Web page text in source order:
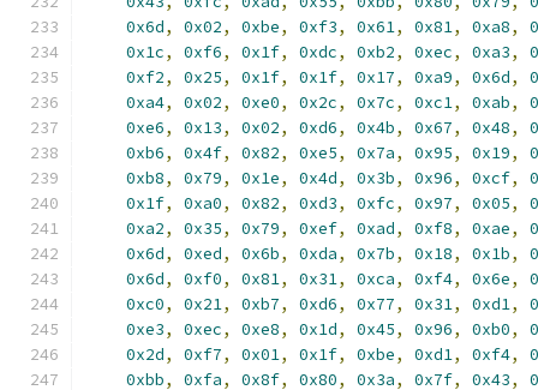
0x6d, 0x02, 0xbe, 0xf3, 0x61, 0x81, 0xa8,
0x1c, 0xf6, 0x1f, 0xdc, 0xb2, 0xec, 0xa3,
0xf2, 0x25, 0x1f, 0x1f, 0x17, 0xa9, 0x6d,
0xa4, 0x02, 0xe0, 0x2c, 0x7c, 0xc1, 0xab,
0xe6, 0x13, 0x02, 0xd6, 0x4b, 0x67, 0x48,
0xb6, 0x4f, 0x82, 0xe5, 0x7a, 0x95, 0x19,
0xb8, 0x79, 0x1e, 0x4d, 0x3b, 0x96, 0xcf,
0x1f, 0xa0, 0x82, 0xd3, 0xfc, 0x97, 0x05,
0xa2, 0x35, 0x79, 0xef, 0xad, 0xf8, 0xae,
0x6d, 0xed, 0x6b, 0xda, 0x7b, 0x18, 0x1b,
0x6d, 0xf0, 0x81, 0x31, 0xca, 0xf4, 0x6e,
0xc0, 0x21, 0xb7, 0xd6, 0x77, 0x31, 0xd1,
0xe3, 0xec, 0xe8, 0x1d, 0x45, 0x96, 0xb0,
0x2d, 0xf7, 0x01, 0x1f, 0xbe, 0xd1, 0xf4,
0xbb, 0xfa, 0x8f, 0x80, 0x3a, 0x7f, 0x43,